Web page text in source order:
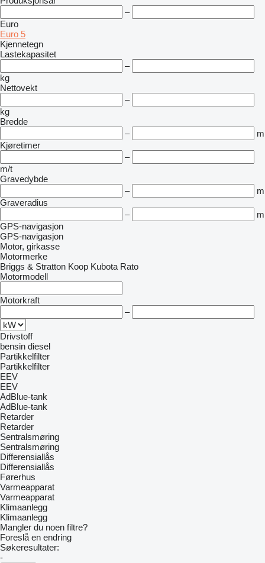
–
Euro
Euro 5
Kjennetegn
Lastekapasitet
–
kg
Nettovekt
–
kg
Bredde
–
m
Kjøretimer
–
m/t
Gravedybde
–
m
Graveradius
–
m
GPS-navigasjon
GPS-navigasjon
Motor, girkasse
Motormerke
Briggs & Stratton Koop Kubota Rato
Motormodell
Motorkraft
–
Drivstoff
bensin diesel
Partikkelfilter
Partikkelfilter
EEV
EEV
AdBlue-tank
AdBlue-tank
Retarder
Retarder
Sentralsmøring
Sentralsmøring
Differensiallås
Differensiallås
Førerhus
Varmeapparat
Varmeapparat
Klimaanlegg
Klimaanlegg
Mangler du noen filtre?
Foreslå en endring
Søkeresultater:
-